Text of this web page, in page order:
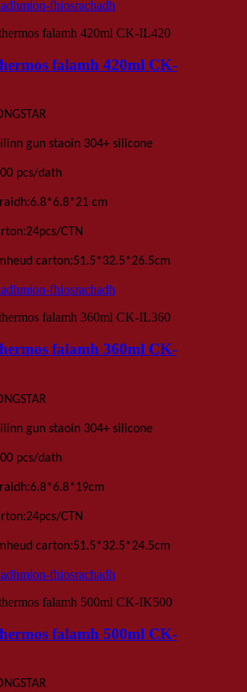
mion-fhiosrachadh
falamh 420ml CK-
gun staoin 304+ silicone
pcs/dath
:6.8*6.8*21 cm
:24pcs/CTN
carton:51.5*32.5*26.5cm
mion-fhiosrachadh
falamh 360ml CK-
gun staoin 304+ silicone
pcs/dath
:6.8*6.8*19cm
:24pcs/CTN
carton:51.5*32.5*24.5cm
mion-fhiosrachadh
falamh 500ml CK-